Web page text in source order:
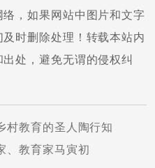
，如果网站中图片和文字
时删除处理！转载本站内
处，避免无谓的侵权纠
村教育的圣人陶行知
、教育家马寅初